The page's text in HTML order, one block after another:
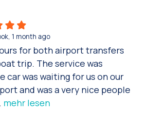
, 1 month ago
for both airport transfers
trip. The service was
car was waiting for us on our
and was a very nice people
mehr lesen